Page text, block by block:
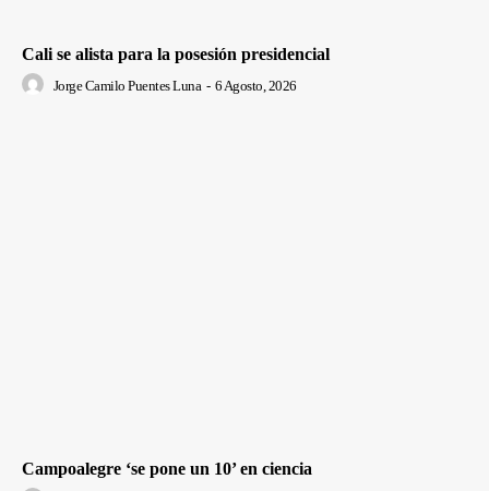
Cali se alista para la posesión presidencial
Jorge Camilo Puentes Luna - 6 Agosto, 2026
Campoalegre ‘se pone un 10’ en ciencia